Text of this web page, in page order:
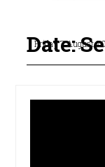
Friday 7 August
Date: